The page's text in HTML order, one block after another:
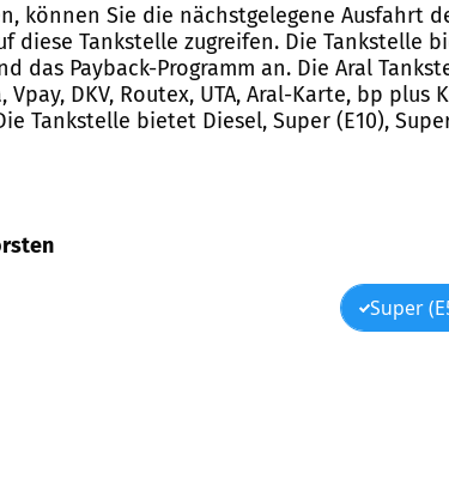
können Sie die nächstgelegene Ausfahrt
Tankstelle zugreifen. Die Tankstelle
das Payback-Programm an. Die Aral
DKV, Routex, UTA, Aral-Karte, bp plus
Tankstelle bietet Diesel, Super (E10),
Super